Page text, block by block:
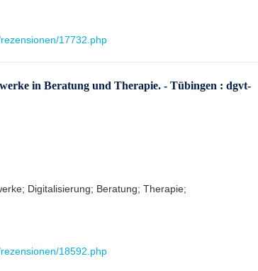
17732.php
in Beratung und Therapie. - Tübingen : dgvt-
Digitalisierung; Beratung; Therapie;
18592.php